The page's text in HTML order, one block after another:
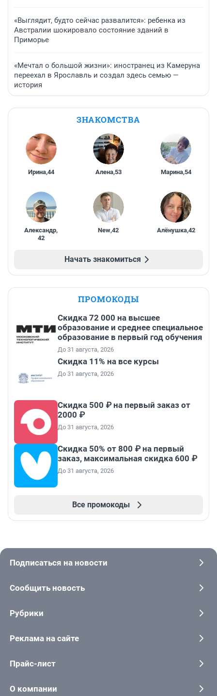
«Выглядит, будто сейчас развалится»: ребенка из
Австралии шокировало состояние зданий в
Приморье
«Мечтал о большой жизни»: иностранец из Камеруна
переехал в Ярославль и создал здесь семью —
история
ЗНАКОМСТВА
Ирина,44 Алена,53 Марина,54
Александр,
42
New,42 Алёнушка,42
Начать знакомиться
ПРОМОКОДЫ
Скидка 72 000 на высшее
образование и среднее специальное
образование в первый год обучения
До 31 августа, 2026
Скидка 11% на все курсы
До 31 августа, 2026
Скидка 500 ₽ на первый заказ от
2000 ₽
До 31 августа, 2026
Скидка 50% от 800 ₽ на первый
заказ, максимальная скидка 600 ₽
До 31 августа, 2026
Все промокоды
Подписаться на новости
Сообщить новость
Рубрики
Реклама на сайте
Прайс-лист
О компании